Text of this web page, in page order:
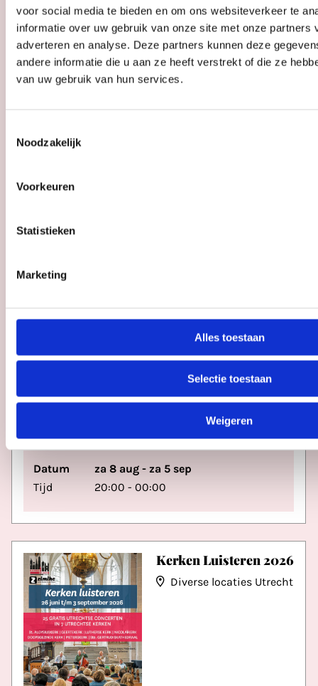
voor social media te bieden en om ons websiteverkeer te
informatie over uw gebruik van onze site met onze partners
adverteren en analyse. Deze partners kunnen deze
andere informatie die u aan ze heeft verstrekt of die ze
van uw gebruik van hun services.
Noodzakelijk
Voorkeuren
Statistieken
Marketing
Alles toestaan
Selectie toestaan
Weigeren
Zomerliefde
Kunstliefde
Sonnenborgh
presents: Cosmos &
Sonnenborgh Museum
en Sterrenwacht
Datum
za 8 aug - za 5 sep
Tijd
20:00 - 00:00
Kerken Luisteren 2026
Diverse locaties Utrecht